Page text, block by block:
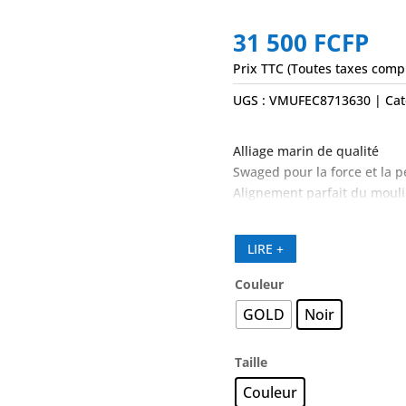
31 500 FCFP
Prix TTC (Toutes taxes
UGS : VMUFEC8713630
Alliage marin de qualité
Swaged pour la force et la
Alignement parfait du
LIRE +
Couleur
GOLD Noir
Taille
Couleur